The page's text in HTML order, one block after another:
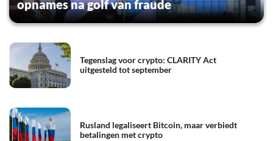
opnames na golf van fraude
Tegenslag voor crypto: CLARITY Act
uitgesteld tot september
Rusland legaliseert Bitcoin, maar verbiedt
betalingen met crypto